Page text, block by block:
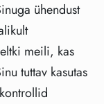
ühendust
meili, kas
tuttav kasutas